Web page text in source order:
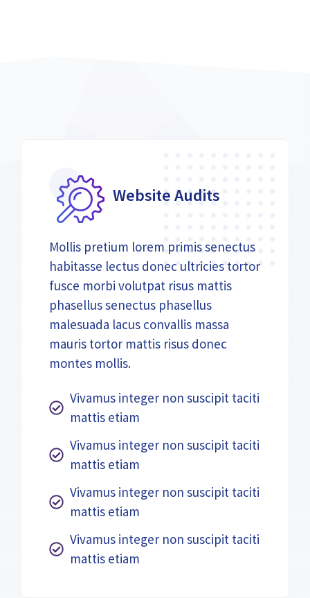
Website Audits
Mollis pretium lorem primis senectus
habitasse lectus donec ultricies tortor
fusce morbi volutpat risus mattis
phasellus senectus phasellus
malesuada lacus convallis massa
mauris tortor mattis risus donec
montes mollis.
Vivamus integer non suscipit taciti
mattis etiam
Vivamus integer non suscipit taciti
mattis etiam
Vivamus integer non suscipit taciti
mattis etiam
Vivamus integer non suscipit taciti
mattis etiam